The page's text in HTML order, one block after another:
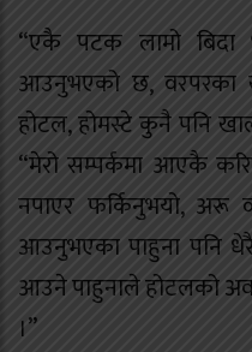
“एकै पटक लामो बिदा
आउनुभएको छ, वरपरका
होटल, होमस्टे कुनै पनि
“मेरो सम्पर्कमा आएकै
नपाएर फर्किनुभयो, अरू
आउनुभएका पाहुना पनि
आउने पाहुनाले होटलको
।”